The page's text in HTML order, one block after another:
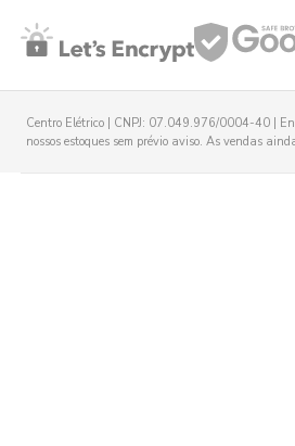
Centro Elétrico | CNPJ: 07.049.976/0004-40 |
nossos estoques sem prévio aviso. As vendas